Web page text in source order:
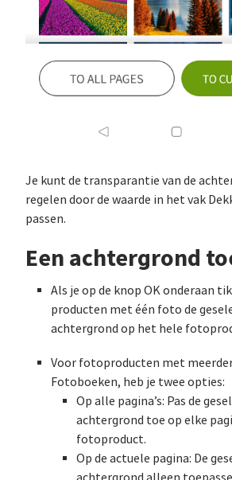
Je kunt de transparantie van de
regelen door de waarde in het vak
passen.
Een achtergrond
Als je op de knop OK onderaan
producten met één foto de
achtergrond op het hele
Voor fotoproducten met
Fotoboeken, heb je twee opties:
Op alle pagina’s: Pas de
achtergrond toe op elke
fotoproduct.
Op de actuele pagina: De